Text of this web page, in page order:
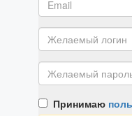
Принимаю